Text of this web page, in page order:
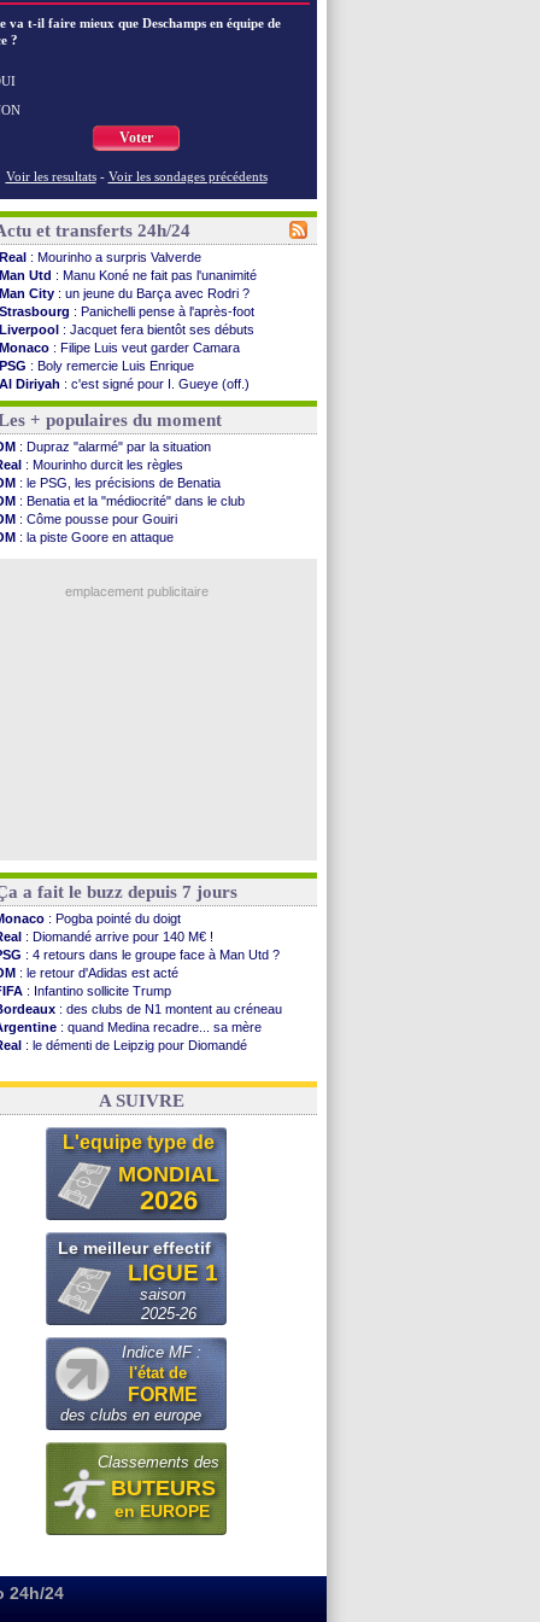
va t-il faire mieux que Deschamps en équipe de
?
Voter
Voir les resultats - Voir les sondages précédents
et transferts 24h/24
Real : Mourinho a surpris Valverde
Man Utd : Manu Koné ne fait pas l'unanimité
Man City : un jeune du Barça avec Rodri ?
Strasbourg : Panichelli pense à l'après-foot
Liverpool : Jacquet fera bientôt ses débuts
Monaco : Filipe Luis veut garder Camara
PSG : Boly remercie Luis Enrique
Al Diriyah : c'est signé pour I. Gueye (off.)
Barça: Rodri, c'est quasiment bouclé
OM: la satisfaction de Genesio
Real: Endrick pose ses conditions
Nice: Pantaloni inquiet pour Abergel
Milan: Athekame va être prêté à l'OL
Arsenal: des nouvelles de Saliba
PSG: Digne évoque ses retrouvailles
Amical: Marseille 3-1 Athletic (fini)
Chelsea: Chalobah à Côme pour 36 M€ ...
: Godts avoue des discussions
+ populaires du moment
: Dupraz "alarmé" par la situation
: Mourinho durcit les règles
: le PSG, les précisions de Benatia
: Benatia et la "médiocrité" dans le club
: Côme pousse pour Gouiri
: la piste Goore en attaque
emplacement publicitaire
a fait le buzz depuis 7 jours
: Pogba pointé du doigt
: Diomandé arrive pour 140 M€ !
: 4 retours dans le groupe face à Man Utd ?
: le retour d'Adidas est acté
: Infantino sollicite Trump
: des clubs de N1 montent au créneau
: quand Medina recadre... sa mère
: le démenti de Leipzig pour Diomandé
: Paixão attire un 2e club anglais
A SUIVRE
L'equipe type de
MONDIAL
2026
Le meilleur effectif
LIGUE 1
saison
2025-26
Indice MF :
l'état de
FORME
des clubs en europe
Classements des
BUTEURS
en EUROPE
24h/24